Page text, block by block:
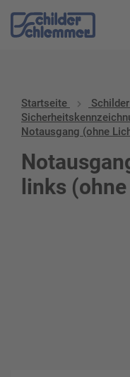
Startseite
Notausgang (ohne
links